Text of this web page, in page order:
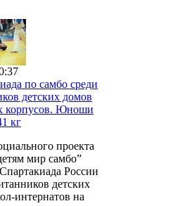
по самбо среди
детских домов
корпусов. Юноши
кг
проекта
мир самбо”
России
детских
интернатов на